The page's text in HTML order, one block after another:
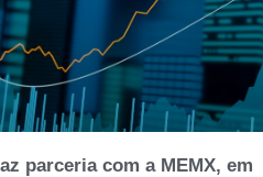
parceria com a MEMX, em